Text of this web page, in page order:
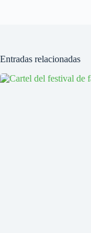
Entradas relacionadas